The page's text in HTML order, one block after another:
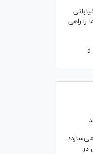
را راهی
و
در